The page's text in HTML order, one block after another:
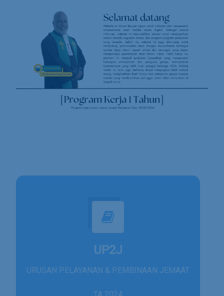
UP2J
URUSAN PELAYANAN & PEMBINAAN JEMAAT